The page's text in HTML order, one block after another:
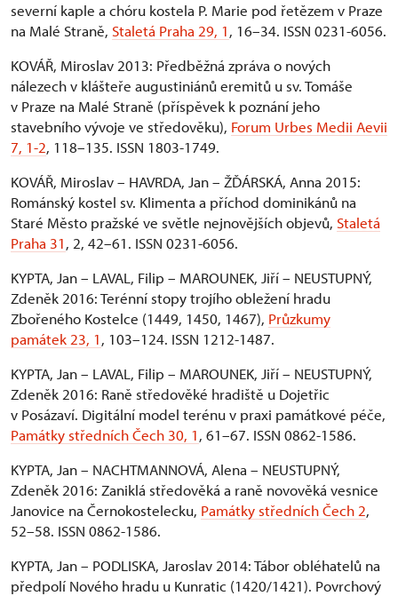
severní kaple a chóru kostela P. Marie pod řetězem v Praze
na Malé Straně, Staletá Praha 29, 1, 16–34. ISSN 0231-6056.
KOVÁŘ, Miroslav 2013: Předběžná zpráva o nových
nálezech v klášteře augustiniánů eremitů u sv. Tomáše
v Praze na Malé Straně (příspěvek k poznání jeho
stavebního vývoje ve středověku), Forum Urbes Medii Aevii
7, 1-2, 118–135. ISSN 1803-1749.
KOVÁŘ, Miroslav – HAVRDA, Jan – ŽĎÁRSKÁ, Anna 2015:
Románský kostel sv. Klimenta a příchod dominikánů na
Staré Město pražské ve světle nejnovějších objevů, Staletá
Praha 31, 2, 42–61. ISSN 0231-6056.
KYPTA, Jan – LAVAL, Filip – MAROUNEK, Jiří – NEUSTUPNÝ,
Zdeněk 2016: Terénní stopy trojího obležení hradu
Zbořeného Kostelce (1449, 1450, 1467), Průzkumy
památek 23, 1, 103–124. ISSN 1212-1487.
KYPTA, Jan – LAVAL, Filip – MAROUNEK, Jiří – NEUSTUPNÝ,
Zdeněk 2016: Raně středověké hradiště u Dojetřic
v Posázaví. Digitální model terénu v praxi památkové péče,
Památky středních Čech 30, 1, 61–67. ISSN 0862-1586.
KYPTA, Jan – NACHTMANNOVÁ, Alena – NEUSTUPNÝ,
Zdeněk 2016: Zaniklá středověká a raně novověká vesnice
Janovice na Černokostelecku, Památky středních Čech 2,
52–58. ISSN 0862-1586.
KYPTA, Jan – PODLISKA, Jaroslav 2014: Tábor obléhatelů na
předpolí Nového hradu u Kunratic (1420/1421). Povrchový